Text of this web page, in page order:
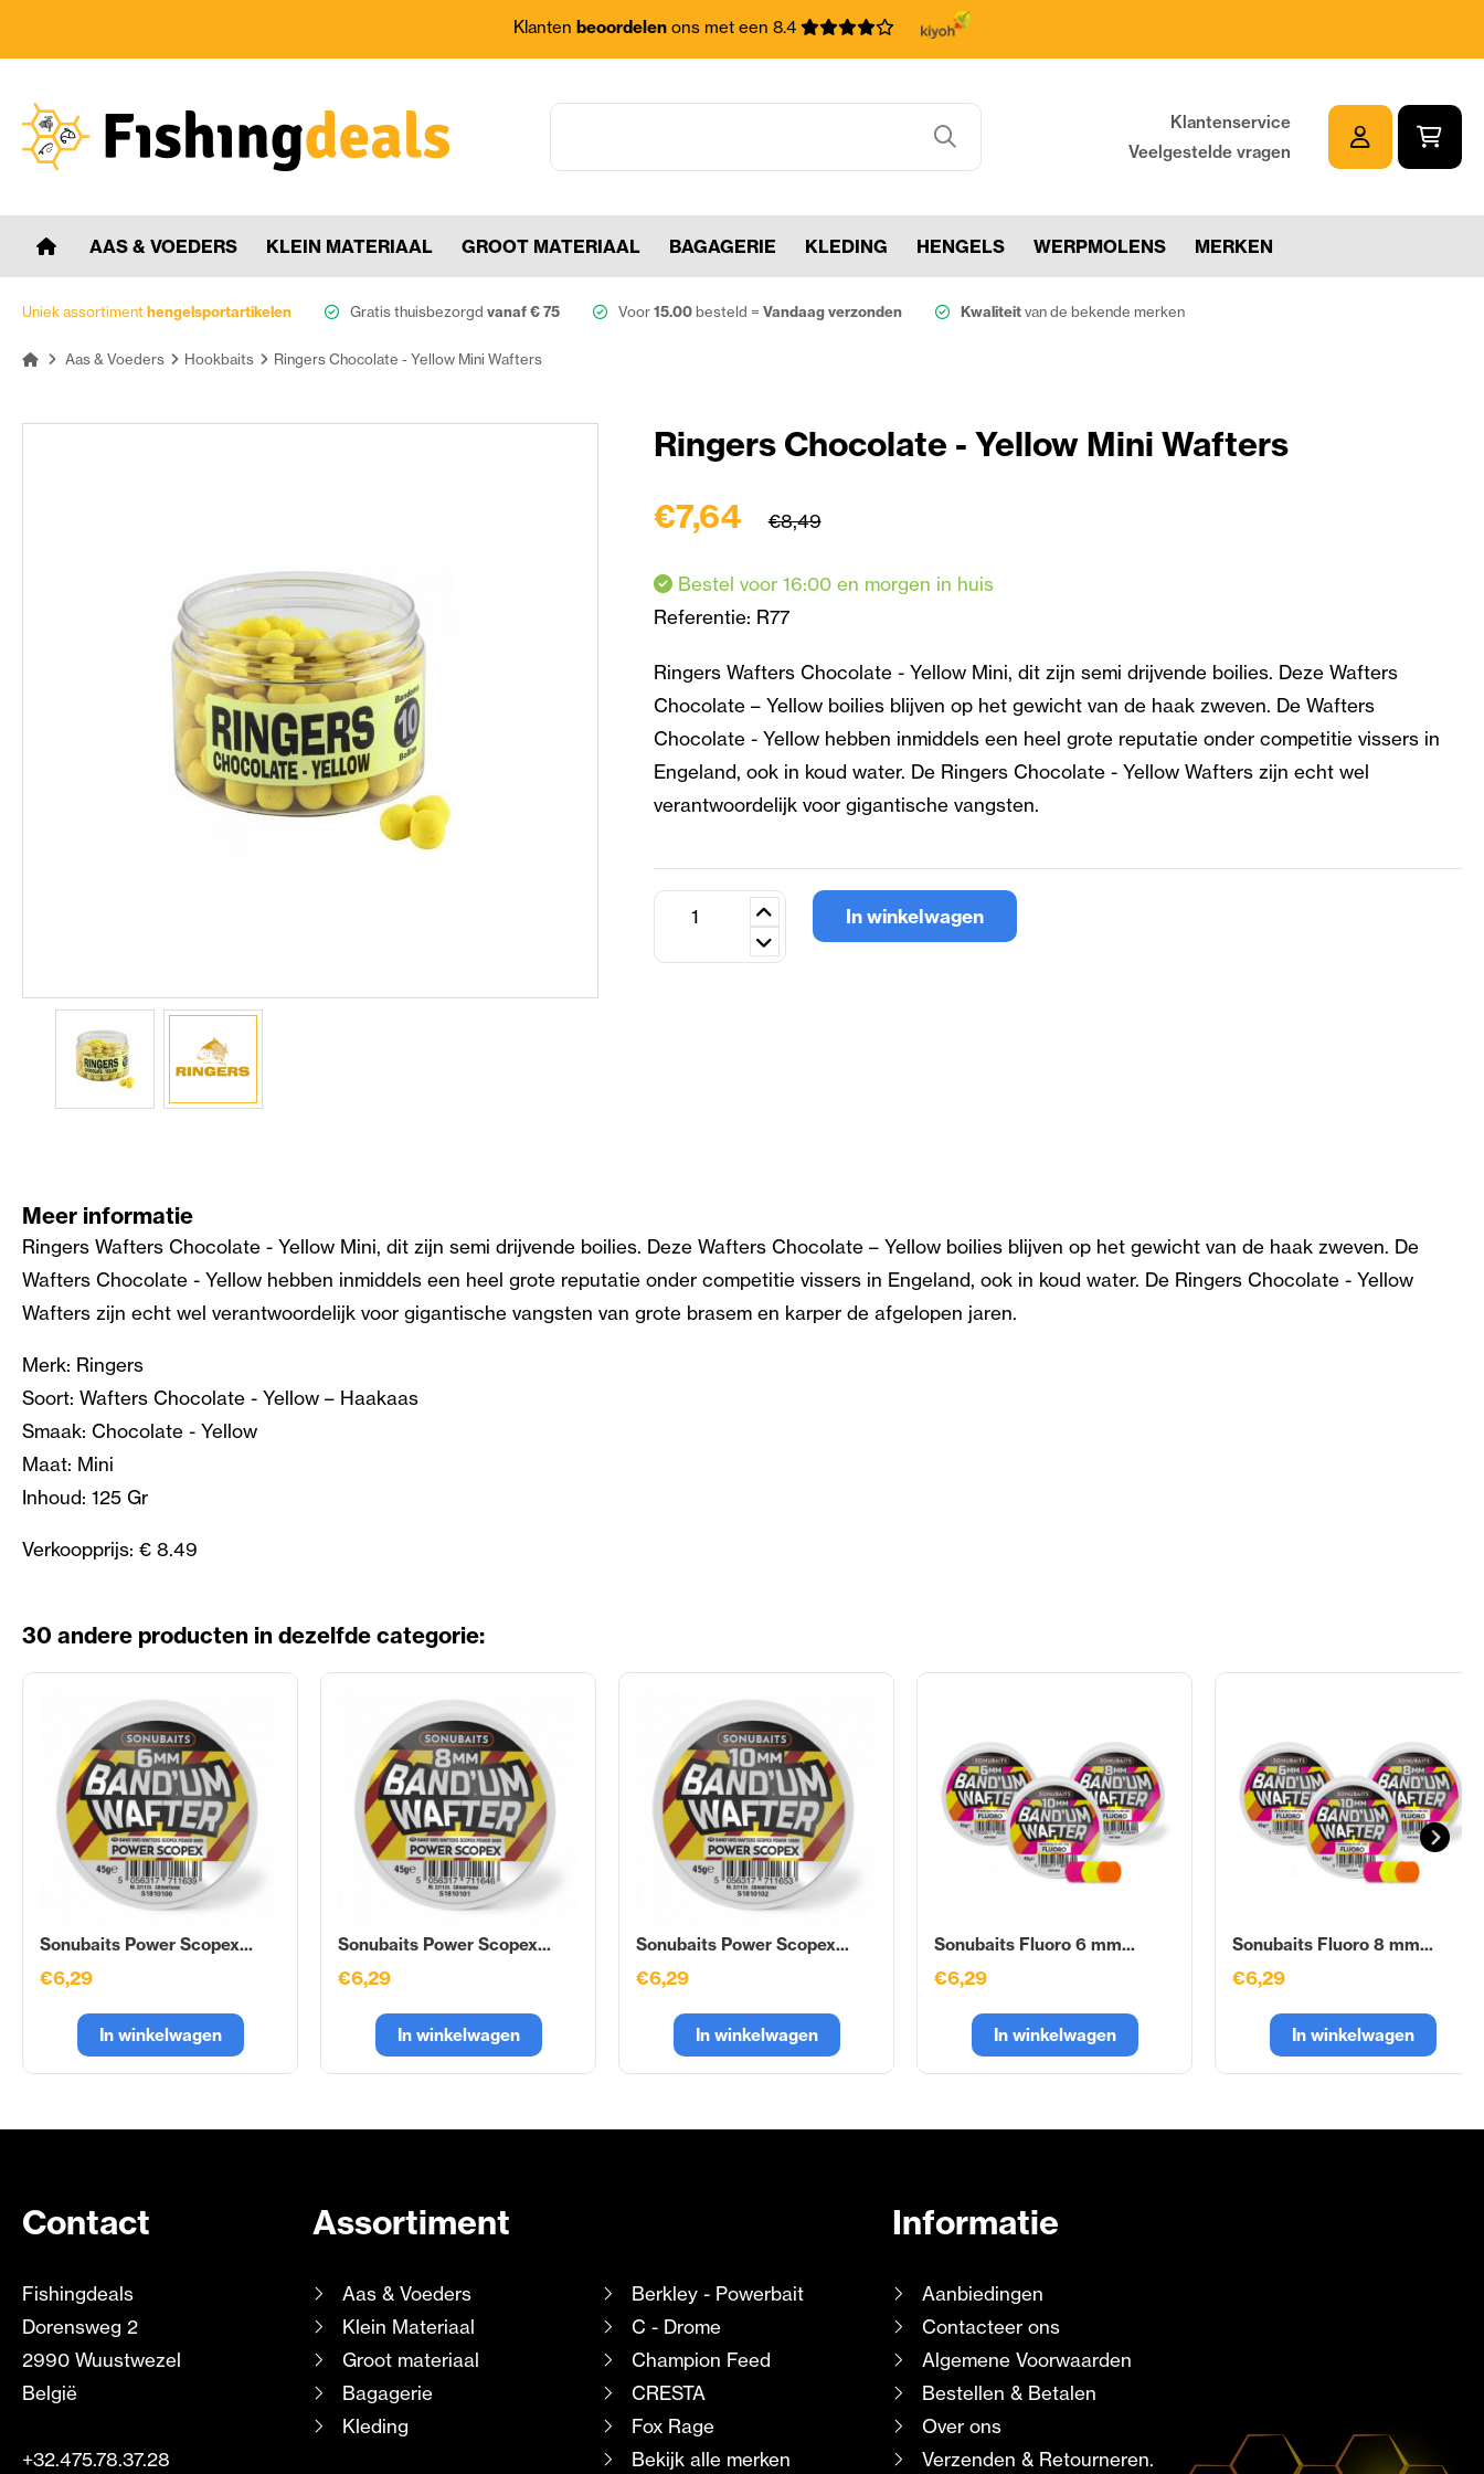
Klanten beoordelen ons met een 8.4
Klantenservice
Veelgestelde vragen
AAS & VOEDERS KLEIN MATERIAAL GROOT MATERIAAL BAGAGERIE KLEDING HENGELS WERPMOLENS MERKEN
Uniek assortimenthengelsportartikelen Gratis thuisbezorgd vanaf € 75 Voor15.00besteld = Vandaag verzonden Kwaliteitvan de bekende merken
Aas & Voeders Hookbaits Ringers Chocolate - Yellow Mini Wafters
Ringers Chocolate - Yellow Mini Wafters
€7,64 €8,49
Bestel voor 16:00 en morgen in huis
Referentie: R77
Ringers Wafters Chocolate - Yellow Mini, dit zijn semi drijvende boilies. Deze Wafters
Chocolate – Yellow boilies blijven op het gewicht van de haak zweven. De Wafters
Chocolate - Yellow hebben inmiddels een heel grote reputatie onder competitie vissers in
Engeland, ook in koud water. De Ringers Chocolate - Yellow Wafters zijn echt wel
verantwoordelijk voor gigantische vangsten.
In winkelwagen
Meer informatie
Ringers Wafters Chocolate - Yellow Mini, dit zijn semi drijvende boilies. Deze Wafters Chocolate – Yellow boilies blijven op het gewicht van de haak zweven. De
Wafters Chocolate - Yellow hebben inmiddels een heel grote reputatie onder competitie vissers in Engeland, ook in koud water. De Ringers Chocolate - Yellow
Wafters zijn echt wel verantwoordelijk voor gigantische vangsten van grote brasem en karper de afgelopen jaren.
Merk: Ringers
Soort: Wafters Chocolate - Yellow – Haakaas
Smaak: Chocolate - Yellow
Maat: Mini
Inhoud: 125 Gr
Verkoopprijs: € 8.49
30 andere producten in dezelfde categorie:
Sonubaits Power Scopex...
€6,29
In winkelwagen
Sonubaits Power Scopex...
€6,29
In winkelwagen
Sonubaits Power Scopex...
€6,29
In winkelwagen
Sonubaits Fluoro 6 mm...
€6,29
In winkelwagen
Sonubaits Fluoro 8 mm...
€6,29
In winkelwagen
Contact
Fishingdeals
Dorensweg 2
2990 Wuustwezel
België
+32.475.78.37.28
Assortiment
Aas & Voeders
Klein Materiaal
Groot materiaal
Bagagerie
Kleding
Berkley - Powerbait
C - Drome
Champion Feed
CRESTA
Fox Rage
Bekijk alle merken
Informatie
Aanbiedingen
Contacteer ons
Algemene Voorwaarden
Bestellen & Betalen
Over ons
Verzenden & Retourneren.